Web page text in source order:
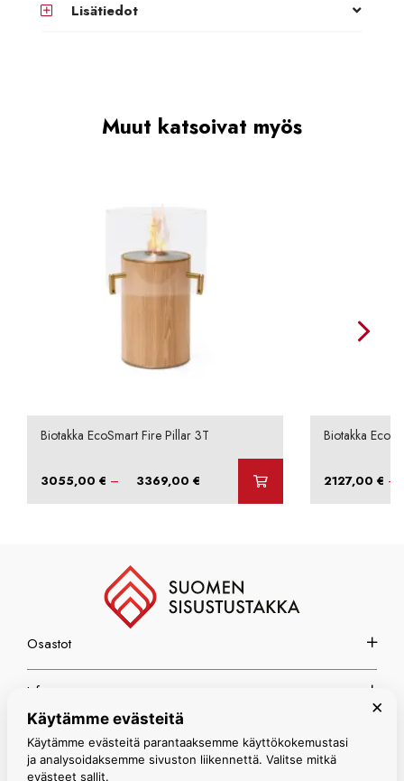
Lisätiedot
Muut katsoivat myös
Biotakka EcoSmart Fire Pillar 3T
3055,00€ – 3369,00€ Hintaluokka:
Biotakka
2127,00 € –
Osastot
Info
Espoon myymälä
×
Käytämme evästeitä
Käytämme evästeitä parantaaksemme käyttökokemustasi
ja analysoidaksemme sivuston liikennettä. Valitse mitkä
evästeet sallit.